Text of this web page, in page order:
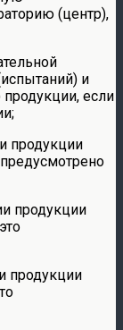
(центр),
и
если
продукции
продукции
продукции